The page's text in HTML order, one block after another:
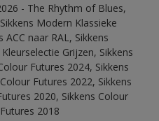
- The Rhythm of Blues,
Modern Klassieke
ACC naar RAL, Sikkens
Grijzen, Sikkens
Futures 2024, Sikkens
Futures 2022, Sikkens
2020, Sikkens Colour
2018